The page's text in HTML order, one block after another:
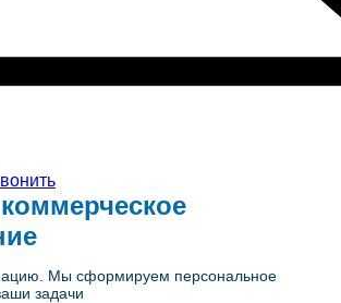
Мы сформируем персональное
задачи